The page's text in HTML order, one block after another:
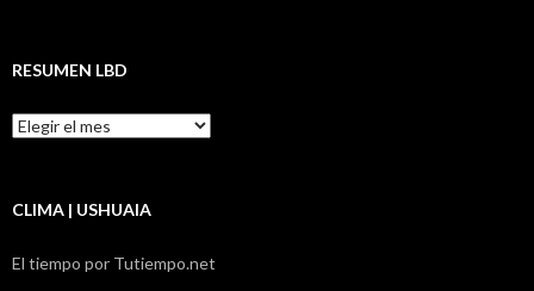
RESUMEN LBD
Resumen
LBD
CLIMA | USHUAIA
El tiempo por Tutiempo.net